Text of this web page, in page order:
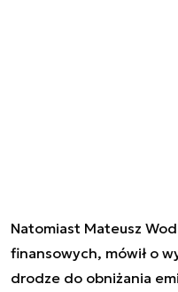
Natomiast Mateusz
finansowych, mówił o
drodze do obniżania